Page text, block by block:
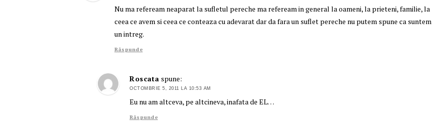
Nu ma refeream neaparat la sufletul pereche ma refeream in general la oameni, la prieteni, familie, la
ceea ce avem si ceea ce conteaza cu adevarat dar da fara un suflet pereche nu putem spune ca suntem
un intreg.
Răspunde
Roscata spune:
OCTOMBRIE 5, 2011 LA 10:53 AM
Eu nu am altceva, pe altcineva, inafata de EL…
Răspunde